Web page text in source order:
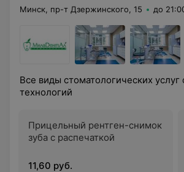
Минск, пр-т Дзержинского, 15 до
Все виды стоматологических
технологий
Прицельный рентген-снимок
зуба с распечаткой
11,60 руб.